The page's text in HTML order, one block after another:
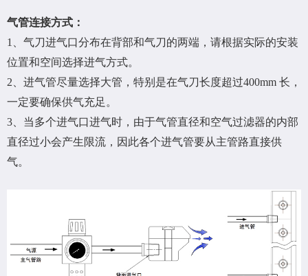
气管连接方式：
1、气刀进气口分布在背部和气刀的两端，请根据实际的安装
位置和空间选择进气方式。
2、进气管尽量选择大管，特别是在气刀长度超过400mm 长，
一定要确保供气充足。
3、当多个进气口进气时，由于气管直径和空气过滤器的内部
直径过小会产生限流，因此各个进气管要从主管路直接供
气。